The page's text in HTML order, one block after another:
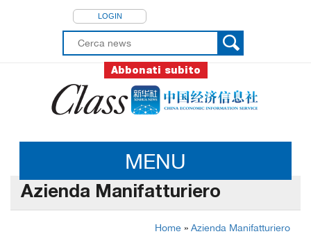
LOGIN
Abbonati subito
MENU
Azienda Manifatturiero
Home » Azienda Manifatturiero